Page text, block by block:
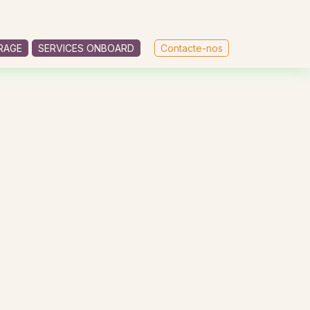
SERVICES ONBOARD Contacte-nos